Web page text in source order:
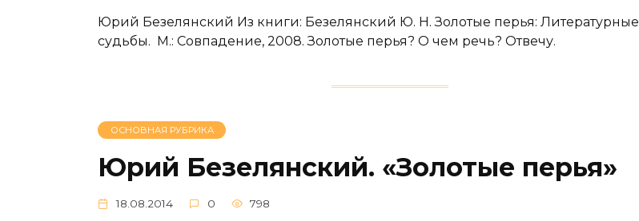
Юрий Безелянский Из книги: Безелянский Ю. Н. Золотые перья: Литературные
судьбы. М.: Совпадение, 2008. Золотые перья? О чем речь? Отвечу.
ОСНОВНАЯ РУБРИКА
Юрий Безелянский. «Золотые перья»
18.08.2014 0 798